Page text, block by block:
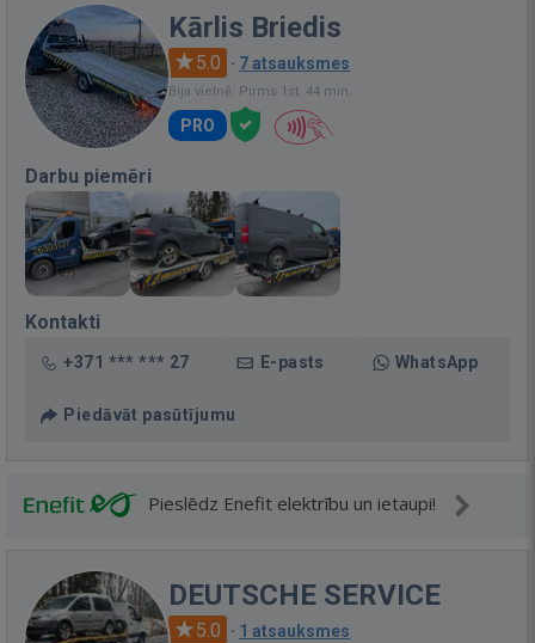
Kārlis Briedis
5.0 · 7 atsauksmes
Bija vietnē: Pirms 1st. 44 min.
PRO
Darbu piemēri
Kontakti
+371 *** *** 27 E-pasts WhatsApp
Piedāvāt pasūtījumu
Pieslēdz Enefit elektrību un ietaupi!
DEUTSCHE SERVICE
5.0 · 1 atsauksmes